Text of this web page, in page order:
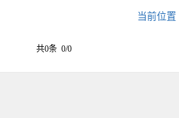
当前位置
共0条 0/0